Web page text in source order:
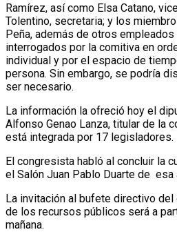
Ramírez, así como Elsa Catano,
Tolentino, secretaria; y los
Peña, además de otros
interrogados por la comitiva en
individual y por el espacio de
persona. Sin embargo, se podría
ser necesario.
La información la ofreció hoy el
Alfonso Genao Lanza, titular de la
está integrada por 17 legisladores.
El congresista habló al concluir la
el Salón Juan Pablo Duarte de esa
La invitación al bufete directivo
de los recursos públicos será a
mañana.